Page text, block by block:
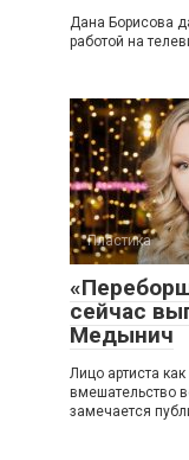
Дана Борисова
работой на
Пластика
сейчас
Медынич
Лицо артиста
вмешательство
замечается